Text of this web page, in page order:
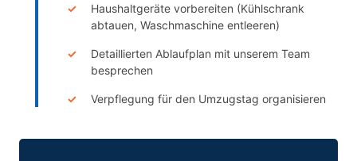
Haushaltgeräte vorbereiten (Kühlschrank
abtauen, Waschmaschine entleeren)
Detaillierten Ablaufplan mit unserem Team
besprechen
Verpflegung für den Umzugstag organisieren